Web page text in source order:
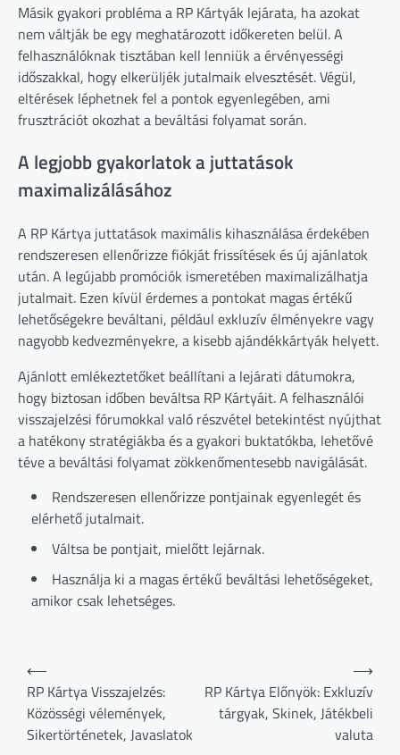
Másik gyakori probléma a RP Kártyák lejárata, ha azokat
nem váltják be egy meghatározott időkereten belül. A
felhasználóknak tisztában kell lenniük a érvényességi
időszakkal, hogy elkerüljék jutalmaik elvesztését. Végül,
eltérések léphetnek fel a pontok egyenlegében, ami
frusztrációt okozhat a beváltási folyamat során.
A legjobb gyakorlatok a juttatások
maximalizálásához
A RP Kártya juttatások maximális kihasználása érdekében
rendszeresen ellenőrizze fiókját frissítések és új ajánlatok
után. A legújabb promóciók ismeretében maximalizálhatja
jutalmait. Ezen kívül érdemes a pontokat magas értékű
lehetőségekre beváltani, például exkluzív élményekre vagy
nagyobb kedvezményekre, a kisebb ajándékkártyák helyett.
Ajánlott emlékeztetőket beállítani a lejárati dátumokra,
hogy biztosan időben beváltsa RP Kártyáit. A felhasználói
visszajelzési fórumokkal való részvétel betekintést nyújthat
a hatékony stratégiákba és a gyakori buktatókba, lehetővé
téve a beváltási folyamat zökkenőmentesebb navigálását.
Rendszeresen ellenőrizze pontjainak egyenlegét és
elérhető jutalmait.
Váltsa be pontjait, mielőtt lejárnak.
Használja ki a magas értékű beváltási lehetőségeket,
amikor csak lehetséges.
Post
navigation
⟵
RP Kártya Visszajelzés:
Közösségi vélemények,
Sikertörténetek, Javaslatok
RP Kártya Előnyök: Exkluzív
tárgyak, Skinek, Játékbeli
valuta
⟶